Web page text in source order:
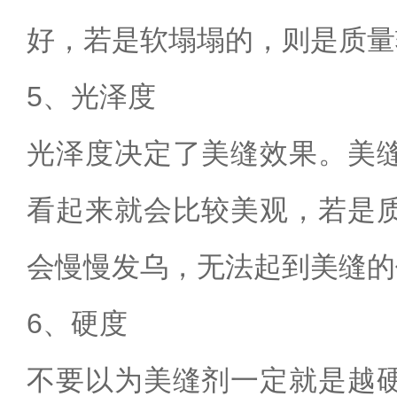
好，若是软塌塌的，则是质
5、光泽度
光泽度决定了美缝效果。美
看起来就会比较美观，若是
会慢慢发乌，无法起到美缝
6、硬度
不要以为美缝剂一定就是越